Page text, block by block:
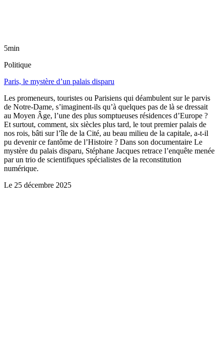
5min
Politique
Paris, le mystère d’un palais disparu
Les promeneurs, touristes ou Parisiens qui déambulent sur le parvis
de Notre-Dame, s’imaginent-ils qu’à quelques pas de là se dressait
au Moyen Âge, l’une des plus somptueuses résidences d’Europe ?
Et surtout, comment, six siècles plus tard, le tout premier palais de
nos rois, bâti sur l’île de la Cité, au beau milieu de la capitale, a-t-il
pu devenir ce fantôme de l’Histoire ? Dans son documentaire Le
mystère du palais disparu, Stéphane Jacques retrace l’enquête menée
par un trio de scientifiques spécialistes de la reconstitution
numérique.
Le 25 décembre 2025